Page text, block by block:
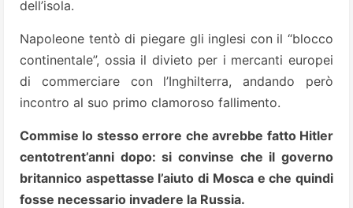
dell’isola.
Napoleone tentò di piegare gli inglesi con il “blocco
continentale”, ossia il divieto per i mercanti europei
di commerciare con l’Inghilterra, andando però
incontro al suo primo clamoroso fallimento.
Commise lo stesso errore che avrebbe fatto Hitler
centotrent’anni dopo: si convinse che il governo
britannico aspettasse l’aiuto di Mosca e che quindi
fosse necessario invadere la Russia.